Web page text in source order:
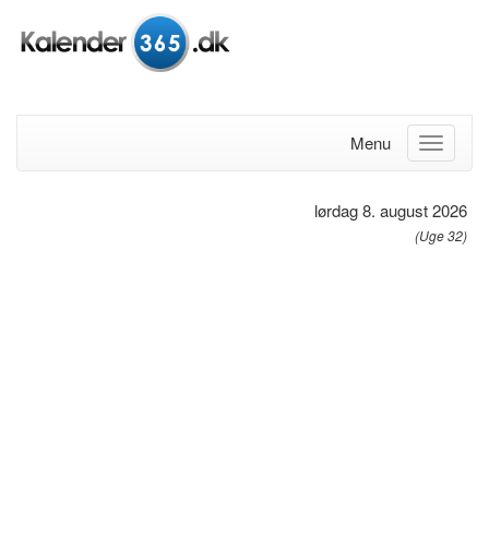
Menu
lørdag 8. august 2026
(Uge 32)